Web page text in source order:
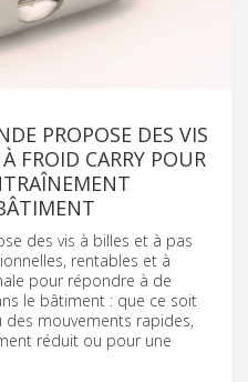
PROPOSE DES VIS
FROID CARRY POUR
des vis à billes et à pas
rentables et à
pour répondre à de
le bâtiment : que ce soit
des mouvements rapides,
réduit ou pour une